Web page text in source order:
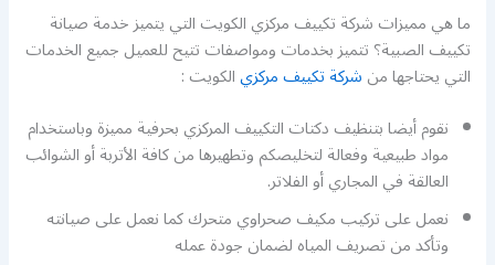
ما هي مميزات شركة تكييف مركزي الكويت التي يتميز خدمة صيانة
تكييف الصبية؟ تتميز بخدمات ومواصفات تتيح للعميل جميع الخدمات
التي يحتاجها منشركة تكييف مركزيالكويت :
نقوم أيضا بتنظيف دكتات التكييف المركزي بحرفية مميزة وباستخدام
مواد طبيعية وفعالة لتخليصكم وتطهيرها من كافة الأتربة أو الشوائب
العالقة في المجاري أو الفلاتر.
نعمل على تركيب مكيف صحراوي متحرك كما نعمل على صيانته
وتأكد من تصريف المياه لضمان جودة عمله